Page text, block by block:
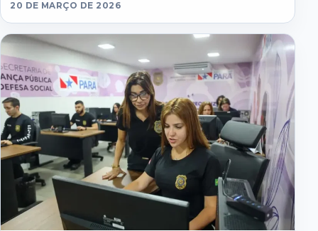
20 DE MARÇO DE 2026